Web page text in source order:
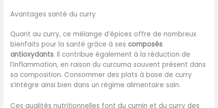
Avantages santé du curry
Quant au curry, ce mélange d’épices offre de nombreux
bienfaits pour la santé grâce à sescomposés
antioxydants. Il contribue également à la réduction de
l’inflammation, en raison du curcuma souvent présent dans
sa composition. Consommer des plats à base de curry
s’intègre ainsi bien dans un régime alimentaire sain.
Ces qualités nutritionnelles font du cumin et du curry des